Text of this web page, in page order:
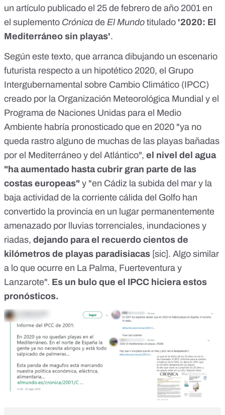
un artículo publicado el 25 de febrero de año 2001 en
el suplemento Crónica de El Mundo titulado '2020: El
Mediterráneo sin playas'.
Según este texto, que arranca dibujando un escenario
futurista respecto a un hipotético 2020, el Grupo
Intergubernamental sobre Cambio Climático (IPCC)
creado por la Organización Meteorológica Mundial y el
Programa de Naciones Unidas para el Medio
Ambiente habría pronosticado que en 2020 "ya no
queda rastro alguno de muchas de las playas bañadas
por el Mediterráneo y del Atlántico", el nivel del agua
"ha aumentado hasta cubrir gran parte de las
costas europeas" y "en Cádiz la subida del mar y la
baja actividad de la corriente cálida del Golfo han
convertido la provincia en un lugar permanentemente
amenazado por lluvias torrenciales, inundaciones y
riadas, dejando para el recuerdo cientos de
kilómetros de playas paradisiacas [sic]. Algo similar
a lo que ocurre en La Palma, Fuerteventura y
Lanzarote". Es un bulo que el IPCC hiciera estos
pronósticos.